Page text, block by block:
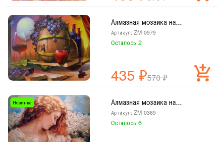
Алмазная мозаика на...
Артикул: ZM-0979
Осталось 2
435 ₽570₽
Новинка Алмазная мозаика на...
Артикул: ZM-0369
Осталось 6